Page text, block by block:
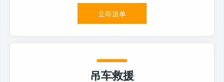
立即派单
吊车救援